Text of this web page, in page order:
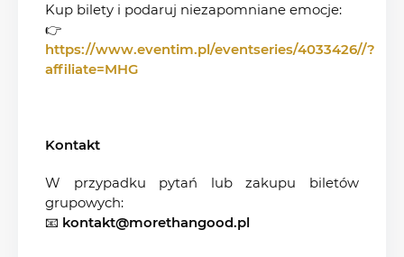
Kup bilety i podaruj niezapomniane emocje:
👉
https://www.eventim.pl/eventseries/4033426//?
affiliate=MHG
Kontakt
W przypadku pytań lub zakupu biletów
grupowych:
📧 kontakt@morethangood.pl